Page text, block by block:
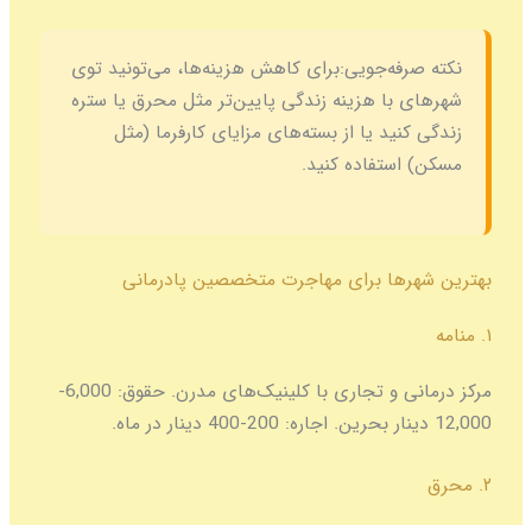
نکته صرفه‌جویی:برای کاهش هزینه‌ها، می‌تونید توی
شهرهای با هزینه زندگی پایین‌تر مثل محرق یا ستره
زندگی کنید یا از بسته‌های مزایای کارفرما (مثل
مسکن) استفاده کنید.
بهترین شهرها برای مهاجرت متخصصین پادرمانی
۱. منامه
مرکز درمانی و تجاری با کلینیک‌های مدرن. حقوق: 6,000-
12,000 دینار بحرین. اجاره: 200-400 دینار در ماه.
۲. محرق